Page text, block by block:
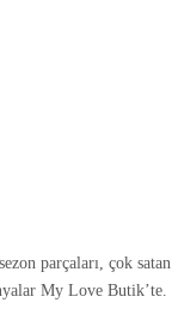
parçaları, çok satan
My Love Butik’te.